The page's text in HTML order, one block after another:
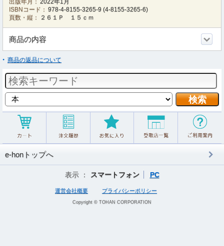
出版年月： 2022年1月
ISBNコード： 978-4-8155-3265-9 (4-8155-3265-6)
頁数・縦：
２６１Ｐ １５ｃｍ
商品の内容
商品の返品について
e-honトップへ
表示 ： スマートフォン PC
運営会社概要 プライバシーポリシー
Copyright © TOHAN CORPORATION